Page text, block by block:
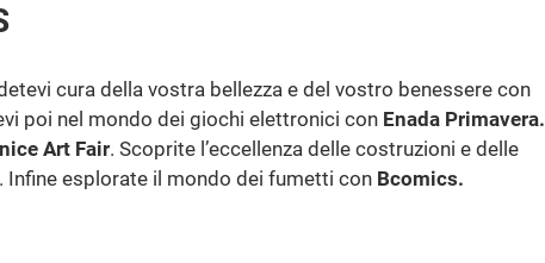
cura della vostra bellezza e del vostro benessere con
poi nel mondo dei giochi elettronici con Enada Primavera.
Art Fair. Scoprite l’eccellenza delle costruzioni e delle
. Infine esplorate il mondo dei fumetti con Bcomics.